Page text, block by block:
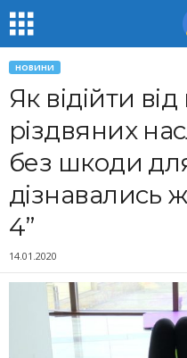
НОВИНИ
Як відійти
різдвяних
без шкоди
дізнавались
4”
14.01.2020